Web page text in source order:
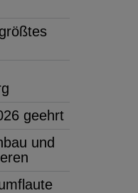
geehrt
und